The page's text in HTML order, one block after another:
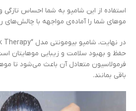
استفاده از این شامپو به شما احساس تازگی
موهای شما را آماده‌ی مواجهه با چالش‌های
حفظ و بهبود سلامت و زیبایی موهایتان
فرمولاسیون متعادل آن باعث می‌شود تا
باقی بمانند.